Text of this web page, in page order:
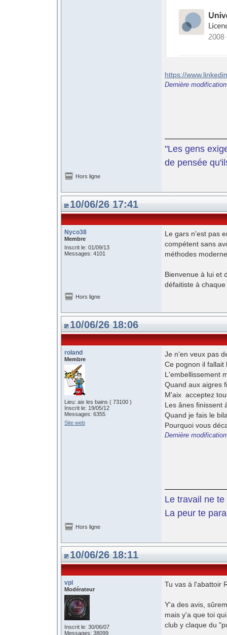
https://
Dernière
"Les gens
de pensée
Hors ligne
10/06/26 17:41
Nyco38
Membre
Inscrit le: 01/09/13
Messages: 4101
Le gars n'est pas
compétent sans
méthodes
Bienvenue à lui et
défaitiste à
Hors ligne
10/06/26 18:06
roland
Membre
Lieu: aix les bains ( 73100 )
Inscrit le: 19/05/12
Messages: 6355
Site web
Je n'en veux pas
Ce pognon il
L'embellissement
Quand aux aigres
M'aix acceptez
Les ânes finissent
Quand je fais le
Pourquoi vous
Dernière
Le travail ne
La peur te
Hors ligne
10/06/26 18:11
vpl
Modérateur
Inscrit le: 30/06/07
Messages: 38099
Tu vas à l'abattoir
Y'a des avis,
mais y'a que toi
club y claque du